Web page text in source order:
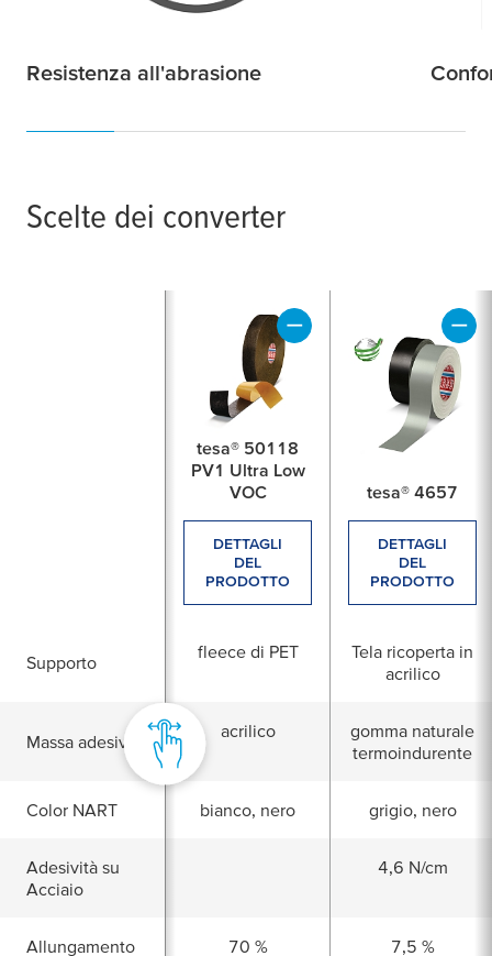
Resistenza all'abrasione
Scelte dei converter
tesa® 50118
PV1 Ultra Low
VOC
DETTAGLI
DEL
PRODOTTO
tesa® 4657
DETTAGLI
DEL
PRODOTTO
Supporto
fleece di PET
Tela ricoperta in
acrilico
Massa adesiva
acrilico
gomma naturale
termoindurente
Color NART bianco, nero grigio, nero
Adesività su
Acciaio
4,6 N/cm
Allungamento 70 % 7,5 %